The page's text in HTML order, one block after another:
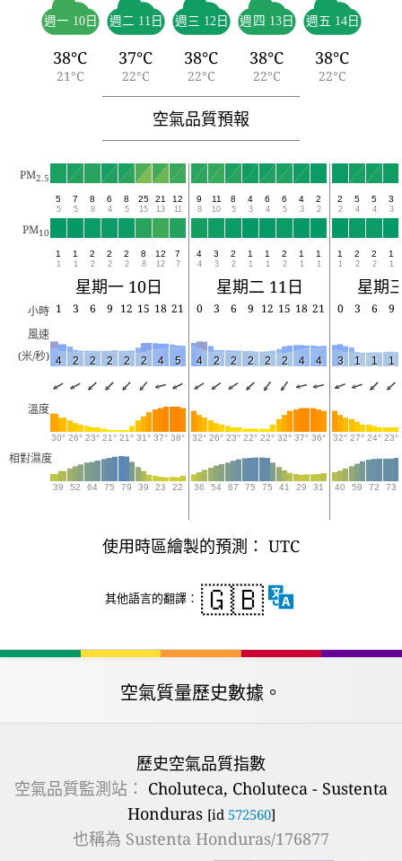
週一 10日
38°C
21°C
週二 11日
37°C
22°C
週三 12日
38°C
22°C
週四 13日
38°C
22°C
週五 14日
38°C
22°C
空氣品質預報
PM2.5
5
5
7
5
8
8
6
4
8
5
25
15
21
13
12
11
9
8
11
10
8
5
4
3
6
4
6
5
4
3
2
2
2
2
5
4
5
4
3
3
PM10
1
1
1
1
2
2
2
2
2
2
8
8
12
12
7
7
4
4
3
3
2
2
1
1
1
1
2
2
1
1
1
1
1
1
2
2
2
2
1
1
星期一 10日 星期二 11日 星期
小時 1 3 6 9 12 15 18 21 0 3 6 9 12 15 18 21 0 3 6
9
風速
(米/秒) 4 2 2 2 2 2 4 5 4 2 2 2 2 2 4 4 3 1 1 1
溫度
30° 26° 23° 21° 21° 31° 37° 38° 32° 26° 23° 22° 22° 32° 37° 36° 32° 27° 24° 23°
相對濕度
39 52 64 75 79 39 23 22 36 54 67 75 75 41 29 31 40 59 72 73
使用時區繪製的預測： UTC
其他語言的翻譯： 🇬🇧
空氣質量歷史數據。
歷史空氣品質指數
空氣品質監測站： Choluteca, Choluteca - Sustenta
Honduras [id 572560]
也稱為 Sustenta Honduras/176877